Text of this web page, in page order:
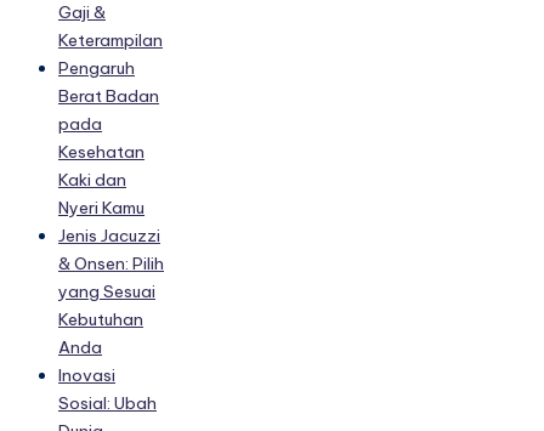
Gaji &
Keterampilan
Pengaruh
Berat Badan
pada
Kesehatan
Kaki dan
Nyeri Kamu
Jenis Jacuzzi
& Onsen: Pilih
yang Sesuai
Kebutuhan
Anda
Inovasi
Sosial: Ubah